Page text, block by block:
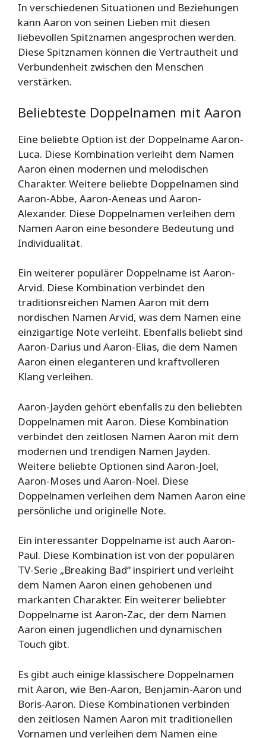
In verschiedenen Situationen und Beziehungen
kann Aaron von seinen Lieben mit diesen
liebevollen Spitznamen angesprochen werden.
Diese Spitznamen können die Vertrautheit und
Verbundenheit zwischen den Menschen
verstärken.
Beliebteste Doppelnamen mit Aaron
Eine beliebte Option ist der Doppelname Aaron-
Luca. Diese Kombination verleiht dem Namen
Aaron einen modernen und melodischen
Charakter. Weitere beliebte Doppelnamen sind
Aaron-Abbe, Aaron-Aeneas und Aaron-
Alexander. Diese Doppelnamen verleihen dem
Namen Aaron eine besondere Bedeutung und
Individualität.
Ein weiterer populärer Doppelname ist Aaron-
Arvid. Diese Kombination verbindet den
traditionsreichen Namen Aaron mit dem
nordischen Namen Arvid, was dem Namen eine
einzigartige Note verleiht. Ebenfalls beliebt sind
Aaron-Darius und Aaron-Elias, die dem Namen
Aaron einen eleganteren und kraftvolleren
Klang verleihen.
Aaron-Jayden gehört ebenfalls zu den beliebten
Doppelnamen mit Aaron. Diese Kombination
verbindet den zeitlosen Namen Aaron mit dem
modernen und trendigen Namen Jayden.
Weitere beliebte Optionen sind Aaron-Joel,
Aaron-Moses und Aaron-Noel. Diese
Doppelnamen verleihen dem Namen Aaron eine
persönliche und originelle Note.
Ein interessanter Doppelname ist auch Aaron-
Paul. Diese Kombination ist von der populären
TV-Serie „Breaking Bad“ inspiriert und verleiht
dem Namen Aaron einen gehobenen und
markanten Charakter. Ein weiterer beliebter
Doppelname ist Aaron-Zac, der dem Namen
Aaron einen jugendlichen und dynamischen
Touch gibt.
Es gibt auch einige klassischere Doppelnamen
mit Aaron, wie Ben-Aaron, Benjamin-Aaron und
Boris-Aaron. Diese Kombinationen verbinden
den zeitlosen Namen Aaron mit traditionellen
Vornamen und verleihen dem Namen eine